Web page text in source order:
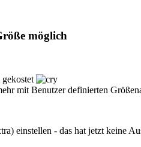
möglich
mit Benutzer definierten
einstellen - das hat jetzt keine